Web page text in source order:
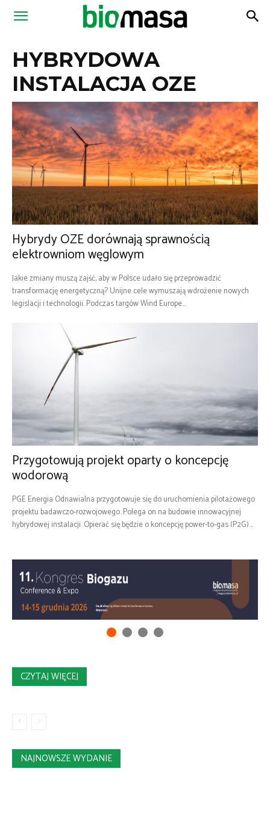
Magazyn
HYBRYDOWA
INSTALACJA OZE
Hybrydy OZE dorównają sprawnością
elektrowniom węglowym
Jakie zmiany muszą zajść, aby w Polsce udało się przeprowadzić
transformację energetyczną? Unijne cele wymuszają wdrożenie nowych
legislacji i technologii. Podczas targów Wind Europe...
Przygotowują projekt oparty o koncepcję
wodorową
PGE Energia Odnawialna przygotowuje się do uruchomienia pilotażowego
projektu badawczo-rozwojowego. Polega on na budowie innowacyjnej
hybrydowej instalacji. Opierać się będzie o koncepcję power-to-gas (P2G)...
CZYTAJ WIĘCEJ
NAJNOWSZE WYDANIE